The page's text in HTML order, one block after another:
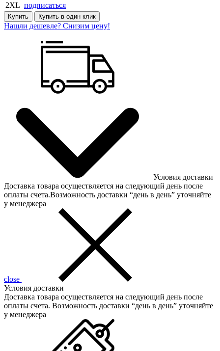
2XL подписаться
Купить Купить в один клик
Нашли дешевле? Снизим цену!
Условия доставки
Доставка товара осуществляется на следующий день после
оплаты счета.Возможность доставки “день в день” уточняйте
у менеджера
close
Условия доставки
Доставка товара осуществляется на следующий день после
оплаты счета. Возможность доставки “день в день” уточняйте
у менеджера